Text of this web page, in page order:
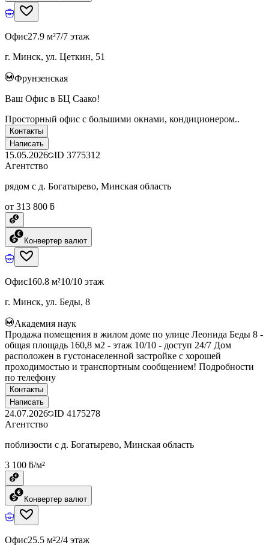
Офис27.9 м²7/7 этаж
г. Минск, ул. Цеткин, 51
Фрунзенская
Ваш Офис в БЦ Саако!
Просторный офис с большими окнами, кондиционером..
Контакты
Написать
15.05.2026 ID 3775312
Агентство
рядом с д. Богатырево, Минская область
от 313 800 ƃ
Конвертер валют
Офис160.8 м²10/10 этаж
г. Минск, ул. Беды, 8
Академия наук
Продажа помещения в жилом доме по улице Леонида Беды 8 -
общая площадь 160,8 м2 - этаж 10/10 - доступ 24/7 Дом
расположен в густонаселенной застройке с хорошей
проходимостью и транспортным сообщением! Подробности
по телефону
Контакты
Написать
24.07.2026 ID 4175278
Агентство
поблизости с д. Богатырево, Минская область
3 100 ƃ/м²
Конвертер валют
Офис25.5 м²2/4 этаж